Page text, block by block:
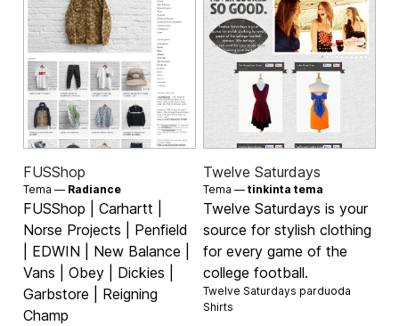
FUSShop
Tema — Radiance
FUSShop | Carhartt |
Norse Projects | Penfield
| EDWIN | New Balance |
Vans | Obey | Dickies |
Garbstore | Reigning
Champ
Twelve Saturdays
Tema — tinkinta tema
Twelve Saturdays is your
source for stylish clothing
for every game of the
college football.
Twelve Saturdays parduoda
Shirts